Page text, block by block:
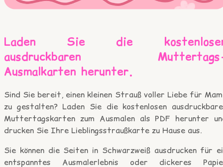
Laden Sie die
ausdruckbaren
Ausmalkarten herunter.
Sind Sie bereit, einen kleinen Strauß voller Liebe für
zu gestalten? Laden Sie die kostenlosen
Muttertagskarten zum Ausmalen als PDF herunter
drucken Sie Ihre Lieblingsstraußkarte zu Hause aus.
Sie können die Seiten in Schwarzweiß ausdrucken für
entspanntes Ausmalerlebnis oder dickeres